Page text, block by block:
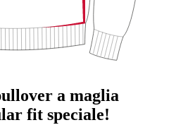
a maglia
fit speciale!